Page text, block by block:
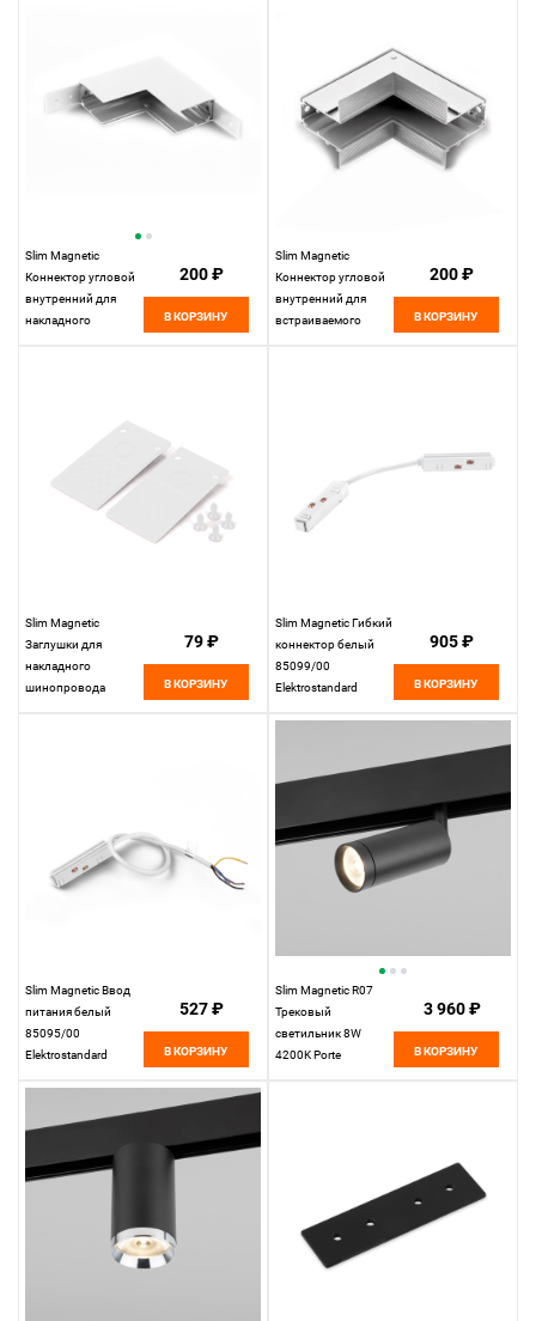
Slim Magnetic
Коннектор угловой
внутренний для
накладного
200 ₽
В КОРЗИНУ
Slim Magnetic
Коннектор угловой
внутренний для
встраиваемого
200 ₽
В КОРЗИНУ
Slim Magnetic
Заглушки для
накладного
шинопровода
79 ₽
В КОРЗИНУ
Slim Magnetic Гибкий
коннектор белый
85099/00
Elektrostandard
905 ₽
В КОРЗИНУ
Slim Magnetic Ввод
питания белый
85095/00
Elektrostandard
527 ₽
В КОРЗИНУ
Slim Magnetic R07
Трековый
светильник 8W
4200K Porte
3 960 ₽
В КОРЗИНУ